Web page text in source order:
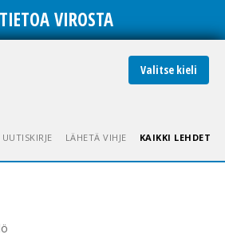
VIROSTA
Valitse kieli
LÄHETÄ VIHJE KAIKKI LEHDET